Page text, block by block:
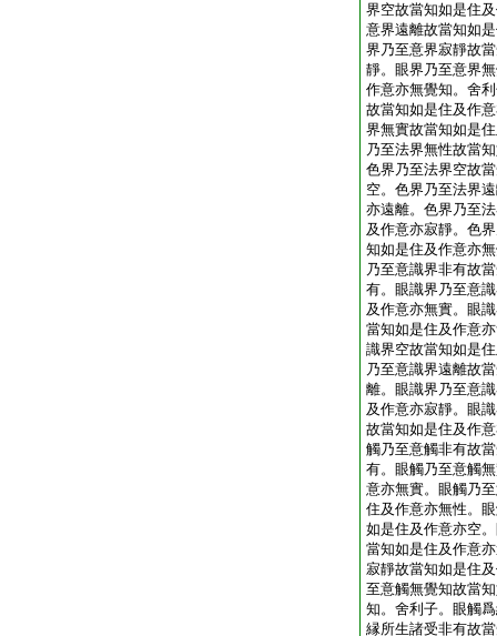
界空故當知如是住
意界遠離故當知如
界乃至意界寂靜故
靜。眼界乃至意界
作意亦無覺知。舍
故當知如是住及作
界無實故當知如是
乃至法界無性故當
色界乃至法界空故
空。色界乃至法界
亦遠離。色界乃至
及作意亦寂靜。色
知如是住及作意亦
乃至意識界非有故
有。眼識界乃至意
及作意亦無實。眼
當知如是住及作意
識界空故當知如是
乃至意識界遠離故
離。眼識界乃至意
及作意亦寂靜。眼
故當知如是住及作
觸乃至意觸非有故
有。眼觸乃至意觸
意亦無實。眼觸乃
住及作意亦無性。
如是住及作意亦空
當知如是住及作意
寂靜故當知如是住
至意觸無覺知故當
知。舍利子。眼觸
縁所生諸受非有故